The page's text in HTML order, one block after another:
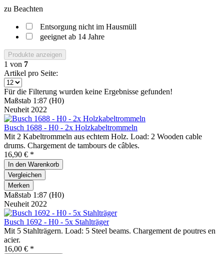
zu Beachten
Entsorgung nicht im Hausmüll
geeignet ab 14 Jahre
Produkte anzeigen
1 von 7
Artikel pro Seite:
Für die Filterung wurden keine Ergebnisse gefunden!
Maßstab 1:87 (H0)
Neuheit 2022
Busch 1688 - H0 - 2x Holzkabeltrommeln
Mit 2 Kabeltrommeln aus echtem Holz. Load: 2 Wooden cable
drums. Chargement de tambours de câbles.
16,90 € *
In den Warenkorb
Vergleichen
Merken
Maßstab 1:87 (H0)
Neuheit 2022
Busch 1692 - H0 - 5x Stahlträger
Mit 5 Stahlträgern. Load: 5 Steel beams. Chargement de poutres en
acier.
16,00 € *